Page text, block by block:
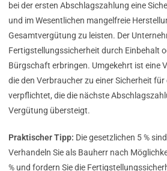
bei der ersten Abschlagszahlung eine
und im Wesentlichen mangelfreie
Gesamtvergütung zu leisten. Der
Fertigstellungssicherheit durch Einbehalt
Bürgschaft erbringen. Umgekehrt ist eine
die den Verbraucher zu einer Sicherheit
verpflichtet, die die nächste
Vergütung übersteigt.
Praktischer Tipp: Die gesetzlichen 5 %
Verhandeln Sie als Bauherr nach
% und fordern Sie die